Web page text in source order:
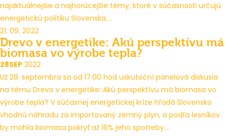
najaktuálnejšie a najhorúcejšie témy, ktoré v súčasnosti určujú
energetickú politiku Slovenska....
21. 09. 2022
Drevo v energetike: Akú perspektívu má
biomasa vo výrobe tepla?
28SEP 2022
Už 28. septembra sa od 17:00 hod uskutoční panelová diskusia
na tému Drevo v energetike: Akú perspektívu má biomasa vo
výrobe tepla? V súčasnej energetickej kríze hľadá Slovensko
vhodnú náhradu za importovaný zemný plyn, a podľa lesníkov
by mohla biomasa pokryť až 16% jeho spotreby....